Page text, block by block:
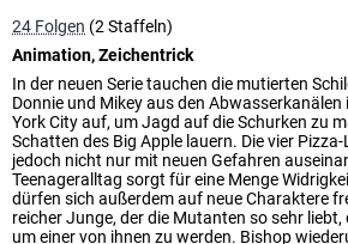
24 Folgen (2 Staffeln)
Animation, Zeichentrick
In der neuen Serie tauchen die mutierten
Donnie und Mikey aus den Abwasserkanälen
York City auf, um Jagd auf die Schurken zu
Schatten des Big Apple lauern. Die vier
jedoch nicht nur mit neuen Gefahren
Teenageralltag sorgt für eine Menge
dürfen sich außerdem auf neue Charaktere
reicher Junge, der die Mutanten so sehr
um einer von ihnen zu werden. Bishop